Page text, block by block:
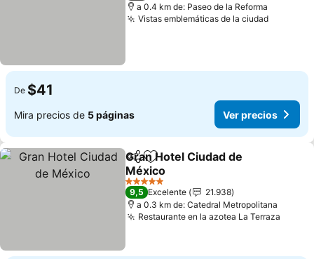
a 0.4 km de: Paseo de la Reforma
Vistas emblemáticas de la ciudadVer
De $41
Mira precios de 5 páginas Ver precios
CompartirAgregar a favoritos
Gran Hotel Ciudad de
México
Ver precios
5 Estrellas
9,5 Excelente
21.938
a 0.3 km de: Catedral Metropolitana
Restaurante en la azotea La Terraza